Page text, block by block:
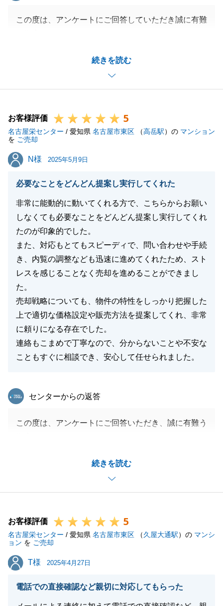
続きを読む
この度は、アンケートにご回答していただき誠に有難
日々精進して努力してまいります。
宜しくお願いいたします。
閉じる
お客様評価 5
名古屋栄センター / 愛知県 名古屋市東区 （高岳駅）の マンション
を ご売却
N様
N様 2025年5月9日
必要なことをどんどん提案し実行してくれた
非常に能動的に動いてくれる方で、こちらからお願い
しなくても必要なことをどんどん提案し実行してくれ
たのが印象的でした。
また、対応もとてもスピーディで、問い合わせや手続
き、内覧の調整なども迅速に進めてくれたため、スト
レスを感じることなく売却を進めることができまし
た。
売却戦略についても、物件の特性をしっかり把握した
上で適切な価格設定や販売方法を提案してくれ、非常
に頼りになる存在でした。
連絡もこまめで丁寧なので、分からないことや不安な
こともすぐに相談でき、安心して任せられました。
続きを読む
東急リバブル
センターからの返答
この度は、アンケートにご回答いただき、誠に有難う
今後とも、皆様にご満足いただけるよう、サービスの
向上に努めてまいりますので、引き続きご支援賜りま
お客様評価 5
名古屋栄センター / 愛知県 名古屋市東区 （久屋大通駅）の マンシ
ョン を ご売却
T様
T様 2025年4月27日
電話での直接確認など親切に対応してもらった